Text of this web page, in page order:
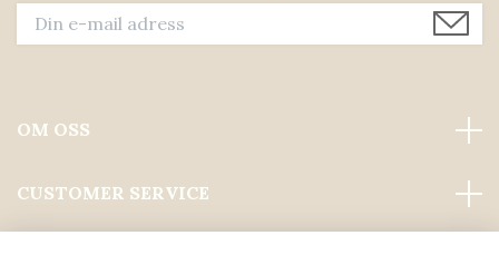
OM OSS
CUSTOMER SERVICE